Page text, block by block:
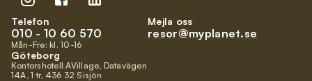
Telefon
010 - 10 60 570
Mån-Fre: kl. 10-16
Mejla oss
resor@myplanet.se
Göteborg
Kontorshotell AVillage, Datavägen
14A, 1 tr, 436 32 Sisjön